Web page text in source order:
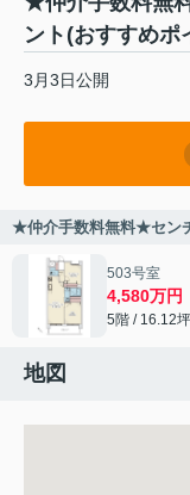
ント(おすすめポ
3月3日公開
★仲介手数料無料★セン
503号室
4,580万円
5階 / 16.12
地図